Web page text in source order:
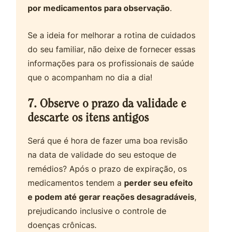
por medicamentos para observação.
Se a ideia for melhorar a rotina de cuidados
do seu familiar, não deixe de fornecer essas
informações para os profissionais de saúde
que o acompanham no dia a dia!
7. Observe o prazo da validade e
descarte os itens antigos
Será que é hora de fazer uma boa revisão
na data de validade do seu estoque de
remédios? Após o prazo de expiração, os
medicamentos tendem a perder seu efeito
e podem até gerar reações desagradáveis,
prejudicando inclusive o controle de
doenças crônicas.